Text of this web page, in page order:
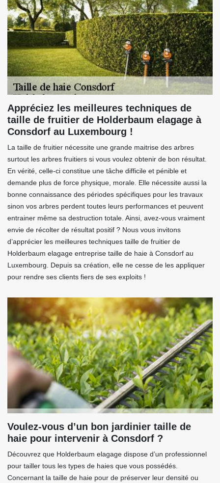
Appréciez les meilleures techniques de
taille de fruitier de Holderbaum elagage à
Consdorf au Luxembourg !
La taille de fruitier nécessite une grande maitrise des arbres
surtout les arbres fruitiers si vous voulez obtenir de bon résultat.
En vérité, celle-ci constitue une tâche difficile et pénible et
demande plus de force physique, morale. Elle nécessite aussi la
bonne connaissance des périodes spécifiques pour les travaux
sinon vos arbres perdent toutes leurs performances et peuvent
entrainer même sa destruction totale. Ainsi, avez-vous vraiment
envie de récolter de résultat positif ? Nous vous invitons
d’apprécier les meilleures techniques taille de fruitier de
Holderbaum elagage entreprise taille de haie à Consdorf au
Luxembourg. Depuis sa création, elle ne cesse de les appliquer
pour rendre ses clients fiers de ses exploits !
Voulez-vous d’un bon jardinier taille de
haie pour intervenir à Consdorf ?
Découvrez que Holderbaum elagage dispose d’un professionnel
pour tailler tous les types de haies que vous possédés.
Concernant la taille de haie pour de préserver leur densité ou